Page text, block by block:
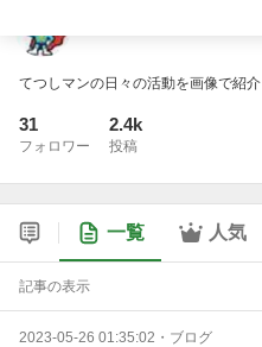
てつしマンの日々の活動を画像で紹介
31
フォロワー
2.4k
投稿
一覧 人気
記事の表示
2023-05-26 01:35:02 ・ ブログ